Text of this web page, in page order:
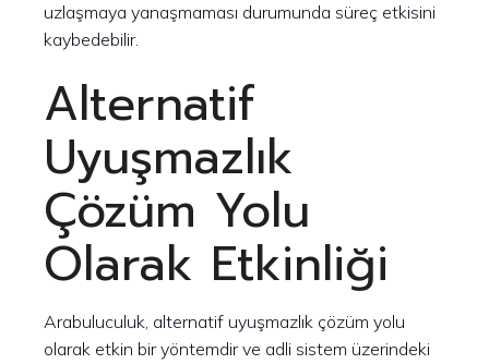
uzlaşmaya yanaşmaması durumunda süreç etkisini
kaybedebilir.
Alternatif
Uyuşmazlık
Çözüm Yolu
Olarak Etkinliği
Arabuluculuk, alternatif uyuşmazlık çözüm yolu
olarak etkin bir yöntemdir ve adli sistem üzerindeki